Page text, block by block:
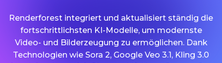
Renderforest integriert und aktualisiert ständig die
fortschrittlichsten KI-Modelle, um modernste
Video- und Bilderzeugung zu ermöglichen. Dank
Technologien wie Sora 2, Google Veo 3.1, Kling 3.0